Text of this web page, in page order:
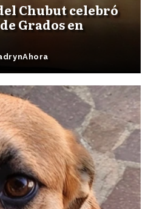
Chubut celebró
Grados en